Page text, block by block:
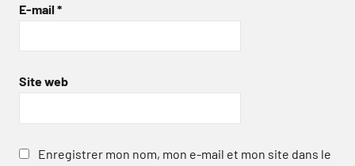
E-mail *
Site web
Enregistrer mon nom, mon e-mail et mon site dans le